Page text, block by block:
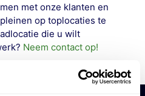
met onze klanten en
op toplocaties te
die u wilt
Neem contact op!